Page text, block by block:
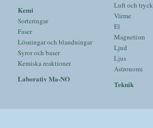
Kemi
Sorteringar
Faser
Lösningar och blandningar
Syror och baser
Kemiska reaktioner
Laborativ Ma-NO
Luft och tryck
Värme
El
Magnetism
Ljud
Ljus
Astronomi
Teknik